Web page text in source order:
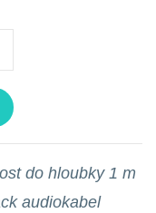
do hloubky 1 m
audiokabel